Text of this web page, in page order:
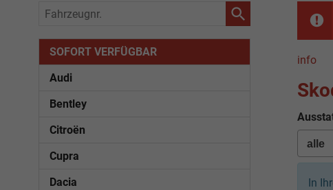
info
In
Fahrzeugnr.
SOFORT VERFÜGBAR
Audi
Bentley
Citroën
Cupra
Dacia